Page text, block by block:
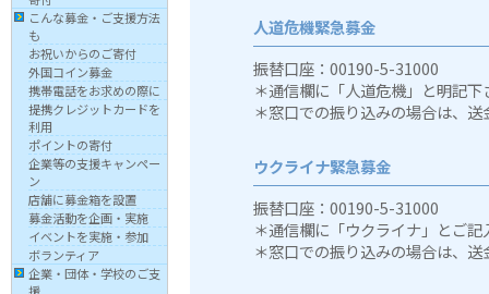
こんな募金・ご支援方法
も
お祝いからのご寄付
外国コイン募金
携帯電話をお求めの際に
提携クレジットカードを
利用
ポイントの寄付
企業等の支援キャンペー
ン
店舗に募金箱を設置
募金活動を企画・実施
イベントを実施・参加
ボランティア
企業・団体・学校のご支
人道危機緊急募金
振替口座：00190-5-31000
＊通信欄に「人道危機」と明記下
＊窓口での振り込みの場合は、
ウクライナ緊急募金
振替口座：00190-5-31000
＊通信欄に「ウクライナ」とご記
＊窓口での振り込みの場合は、